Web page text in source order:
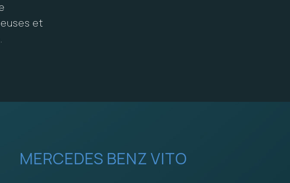
et
MERCEDES BENZ VITO